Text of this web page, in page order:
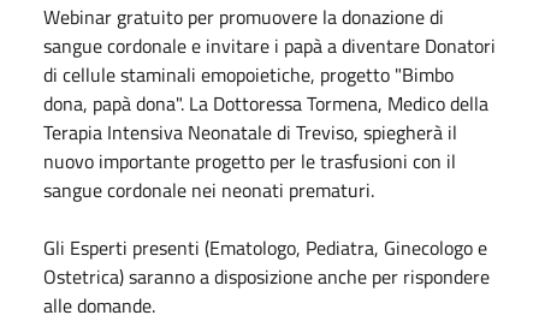
Webinar gratuito per promuovere la donazione di
sangue cordonale e invitare i papà a diventare Donatori
di cellule staminali emopoietiche, progetto "Bimbo
dona, papà dona". La Dottoressa Tormena, Medico della
Terapia Intensiva Neonatale di Treviso, spiegherà il
nuovo importante progetto per le trasfusioni con il
sangue cordonale nei neonati prematuri.
Gli Esperti presenti (Ematologo, Pediatra, Ginecologo e
Ostetrica) saranno a disposizione anche per rispondere
alle domande.